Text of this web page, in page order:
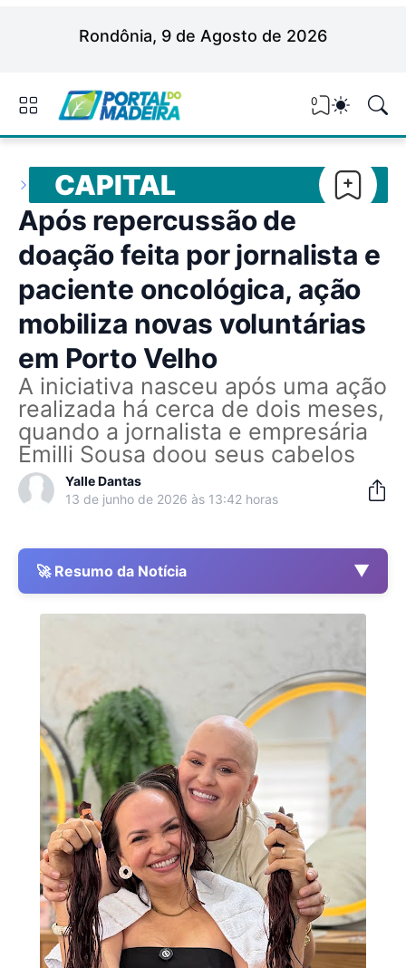
Rondônia, 9 de Agosto de 2026
0
CAPITAL
Após repercussão de
doação feita por jornalista e
paciente oncológica, ação
mobiliza novas voluntárias
em Porto Velho
A iniciativa nasceu após uma ação
realizada há cerca de dois meses,
quando a jornalista e empresária
Emilli Sousa doou seus cabelos
Yalle Dantas
13 de junho de 2026 às 13:42 horas
🚀 Resumo da Notícia ▼